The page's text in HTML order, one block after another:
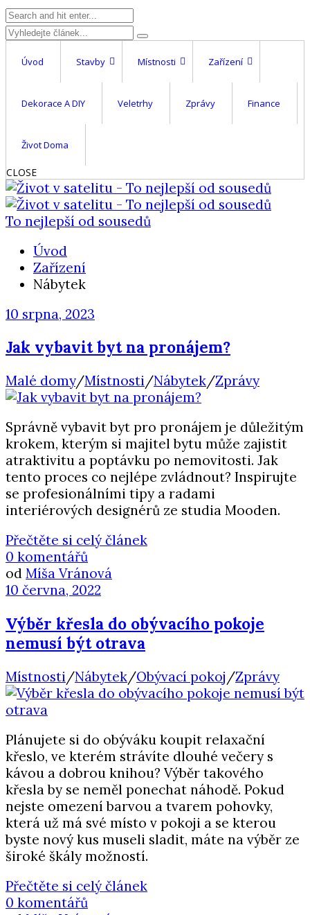
Úvod Stavby Místnosti Zařízení
Dekorace A DIY Veletrhy Zprávy Finance
Život Doma
CLOSE
To nejlepší od sousedů
Úvod
Zařízení
Nábytek
10 srpna, 2023
Jak vybavit byt na pronájem?
Malé domy/Místnosti/Nábytek/Zprávy
Správně vybavit byt pro pronájem je důležitým
krokem, kterým si majitel bytu může zajistit
atraktivitu a poptávku po nemovitosti. Jak
tento proces co nejlépe zvládnout? Inspirujte
se profesionálními tipy a radami
interiérových designérů ze studia Mooden.
Přečtěte si celý článek
0 komentářů
od Míša Vránová
10 června, 2022
Výběr křesla do obývacího pokoje
nemusí být otrava
Místnosti/Nábytek/Obývací pokoj /Zprávy
Plánujete si do obýváku koupit relaxační
křeslo, ve kterém strávíte dlouhé večery s
kávou a dobrou knihou? Výběr takového
křesla by se neměl ponechat náhodě. Pokud
nejste omezení barvou a tvarem pohovky,
která už má své místo v pokoji a se kterou
byste nový kus museli sladit, máte na výběr ze
široké škály možností.
Přečtěte si celý článek
0 komentářů